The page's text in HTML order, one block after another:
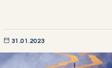
31.01.2023
DÉCOUVRIR MAINTENANT